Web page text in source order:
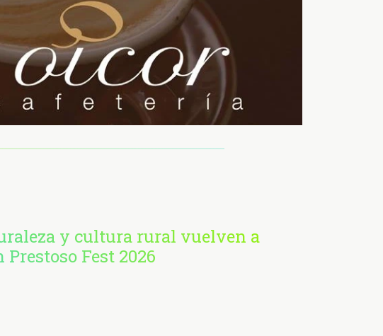
y cultura rural vuelven a
Prestoso Fest 2026